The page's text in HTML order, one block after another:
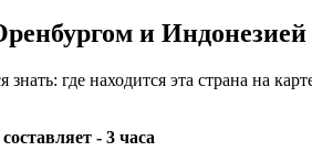
и Индонезией
где находится эта страна на
- 3 часа